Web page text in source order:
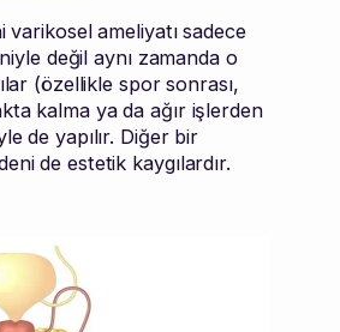
ameliyatı sadece
değil aynı zamanda o
(özellikle spor sonrası,
kalma ya da ağır işlerden
de yapılır. Diğer bir
de estetik kaygılardır.